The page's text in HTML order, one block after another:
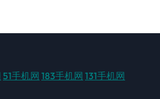
51手机网 183手机网 131手机网